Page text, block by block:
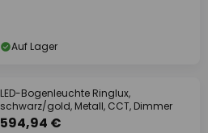
Auf Lager
LED-Bogenleuchte Ringlux,
schwarz/gold, Metall, CCT, Dimmer
594,94 €